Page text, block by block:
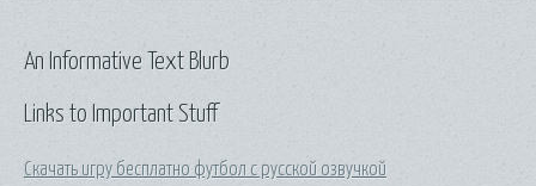
Links to Important Stuff
Скачать игру бесплатно футбол с русской озвучкой
An Informative Text Blurb